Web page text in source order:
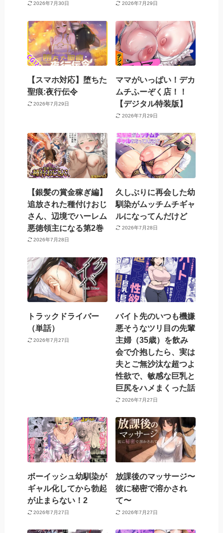
2026年7月30日 2026年7月29日
【スマホ対応】堕ちた
聖痕:夜行伝令
2026年7月29日
ママがいっぱい！デカ
ムチふーぞく店！！
【デジタル特装版】
2026年7月29日
【銀髪の賞金稼ぎ編】
追放された種付けおじ
さん、辺境でハーレム
悪徳領主になる第2巻
2026年7月28日
久しぶりに再会した幼
馴染がムッチムチギャ
ルになってんだけど
2026年7月28日
トラックドライバー
（単話）
2026年7月27日
バイト先のいつも機嫌
悪そうなツリ目の先輩
主婦（35歳）を飲み
会で介抱したら、実は
夫とご無沙汰な超つよ
性欲で、敏感な巨乳と
巨尻をハメまくった話
2026年7月27日
ボーイッシュ幼馴染が
ギャル化してから勃起
が止まらない！2
2026年7月27日
放課後のマッサージ〜
彼に秘密で溶かされ
て〜
2026年7月27日